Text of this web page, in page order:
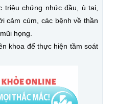
chứng nhức đầu, ù tai,
cảm cúm, các bệnh về thần
họng.
khoa để thực hiện tầm soát